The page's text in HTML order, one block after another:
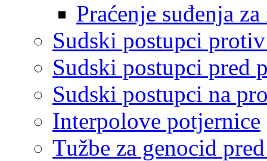
Praćenje suđenja
Sudski postupci
Sudski postupci pred
Sudski postupci na
Interpolove potjernice
Tužbe za genocid